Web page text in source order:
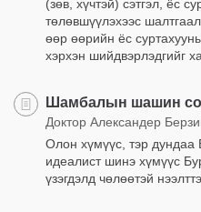
(зөв, хүчтэй) сэтгэл, ёс
төлөвшүүлэхээс
өөр өөрийн ёс
хэрхэн шийдвэрлэдгийг
Шамбалын шашин
Доктор Александер
Олон хүмүүс, тэр
идеалист шинэ хүмүүс
үзэгдэлд чөлөөтэй